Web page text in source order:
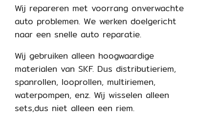
Wij repareren met voorrang onverwachte
auto problemen. We werken doelgericht
naar een snelle auto reparatie.
Wij gebruiken alleen hoogwaardige
materialen van SKF. Dus distributieriem,
spanrollen, looprollen, multiriemen,
waterpompen, enz. Wij wisselen alleen
sets,dus niet alleen een riem.